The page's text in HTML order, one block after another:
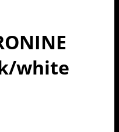
white